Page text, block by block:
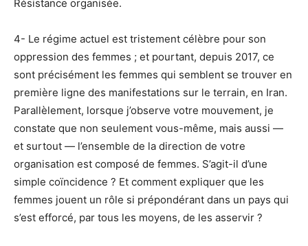
Résistance organisée.
4- Le régime actuel est tristement célèbre pour son
oppression des femmes ; et pourtant, depuis 2017, ce
sont précisément les femmes qui semblent se trouver en
première ligne des manifestations sur le terrain, en Iran.
Parallèlement, lorsque j’observe votre mouvement, je
constate que non seulement vous-même, mais aussi —
et surtout — l’ensemble de la direction de votre
organisation est composé de femmes. S’agit-il d’une
simple coïncidence ? Et comment expliquer que les
femmes jouent un rôle si prépondérant dans un pays qui
s’est efforcé, par tous les moyens, de les asservir ?